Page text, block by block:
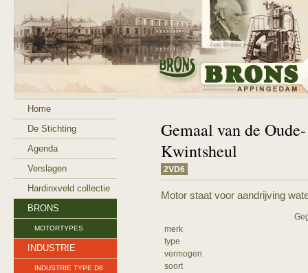
Gemaal van de
Kwintsheul
2VD6
Motor staat voor aandrijving
merk
type
vermogen
soort
Home
De Stichting
Agenda
Verslagen
Hardinxveld collectie
BRONS
MOTORTYPES
INDUSTRIE
INDUSTRIE TYPE D8